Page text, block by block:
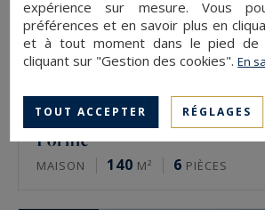
Pornic
MAISON 140 M² 6 PIÈCES
expérience sur mesure. Vous
préférences et en savoir plus en
et à tout moment dans le pied de
cliquant sur "Gestion des cookies".En
TOUT ACCEPTER RÉGLAGES